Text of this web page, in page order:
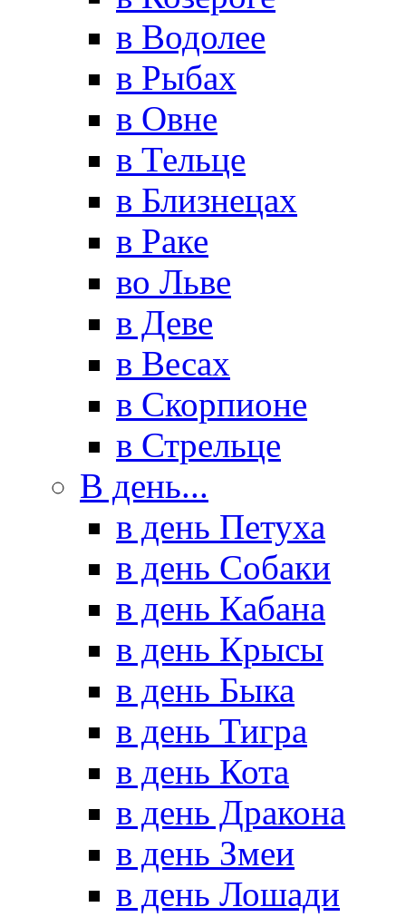
в Водолее
в Рыбах
в Овне
в Тельце
в Близнецах
в Раке
во Льве
в Деве
в Весах
в Скорпионе
в Стрельце
В день...
в день Петуха
в день Собаки
в день Кабана
в день Крысы
в день Быка
в день Тигра
в день Кота
в день Дракона
в день Змеи
в день Лошади